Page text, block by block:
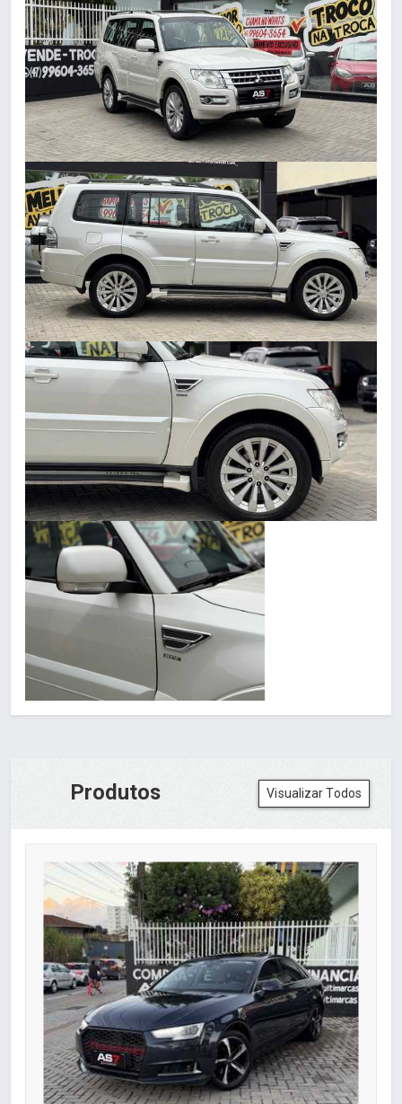
Produtos Visualizar Todos